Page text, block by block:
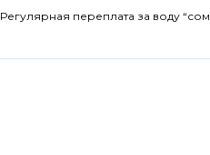
Регулярная переплата за воду